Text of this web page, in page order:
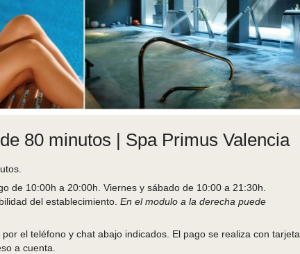
80 minutos | Spa Primus Valencia
de 10:00h a 20:00h. Viernes y sábado de 10:00 a 21:30h.
del establecimiento. En el modulo a la derecha puede
el teléfono y chat abajo indicados. El pago se realiza con tarjeta
a cuenta.